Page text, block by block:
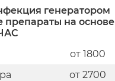
генератором
препараты на основе
от 1800
от 2700